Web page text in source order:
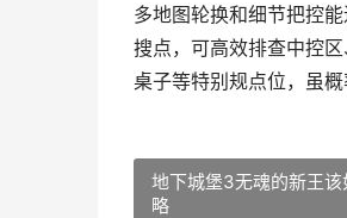
多地图轮换和细节把控
搜点，可高效排查中控
桌子等特别规点位，虽
地下城堡3无魂的新王
略